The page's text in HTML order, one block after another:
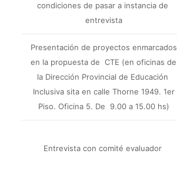
condiciones de pasar a instancia de
entrevista
Presentación de proyectos enmarcados
en la propuesta de CTE (en oficinas de
la Dirección Provincial de Educación
Inclusiva sita en calle Thorne 1949. 1er
Piso. Oficina 5. De 9.00 a 15.00 hs)
Entrevista con comité evaluador